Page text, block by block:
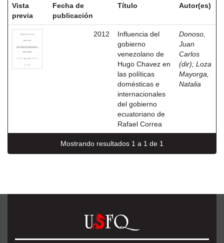
Vista
previa
Fecha de
publicación
Título Autor(es)
2012
Influencia del
gobierno
venezolano de
Hugo Chavez en
las políticas
domésticas e
internacionales
del gobierno
ecuatoriano de
Rafael Correa
Donoso,
Juan
Carlos
(dir); Loza
Mayorga,
Natalia
Mostrando resultados 1 a 1 de 1